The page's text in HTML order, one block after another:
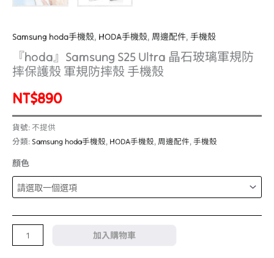
Samsung hoda手機殼, HODA手機殼, 周邊配件, 手機殼
『hoda』Samsung S25 Ultra 晶石玻璃軍規防
摔保護殼 軍規防摔殼 手機殼
NT$890
貨號: 不提供
分類: Samsung hoda手機殼, HODA手機殼, 周邊配件, 手機殼
顏色
加入購物車